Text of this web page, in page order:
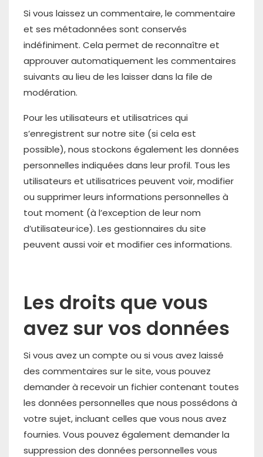
Si vous laissez un commentaire, le commentaire
et ses métadonnées sont conservés
indéfiniment. Cela permet de reconnaître et
approuver automatiquement les commentaires
suivants au lieu de les laisser dans la file de
modération.
Pour les utilisateurs et utilisatrices qui
s’enregistrent sur notre site (si cela est
possible), nous stockons également les données
personnelles indiquées dans leur profil. Tous les
utilisateurs et utilisatrices peuvent voir, modifier
ou supprimer leurs informations personnelles à
tout moment (à l’exception de leur nom
d’utilisateur·ice). Les gestionnaires du site
peuvent aussi voir et modifier ces informations.
Les droits que vous
avez sur vos données
Si vous avez un compte ou si vous avez laissé
des commentaires sur le site, vous pouvez
demander à recevoir un fichier contenant toutes
les données personnelles que nous possédons à
votre sujet, incluant celles que vous nous avez
fournies. Vous pouvez également demander la
suppression des données personnelles vous